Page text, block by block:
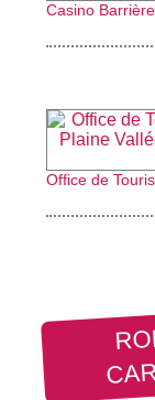
Casino